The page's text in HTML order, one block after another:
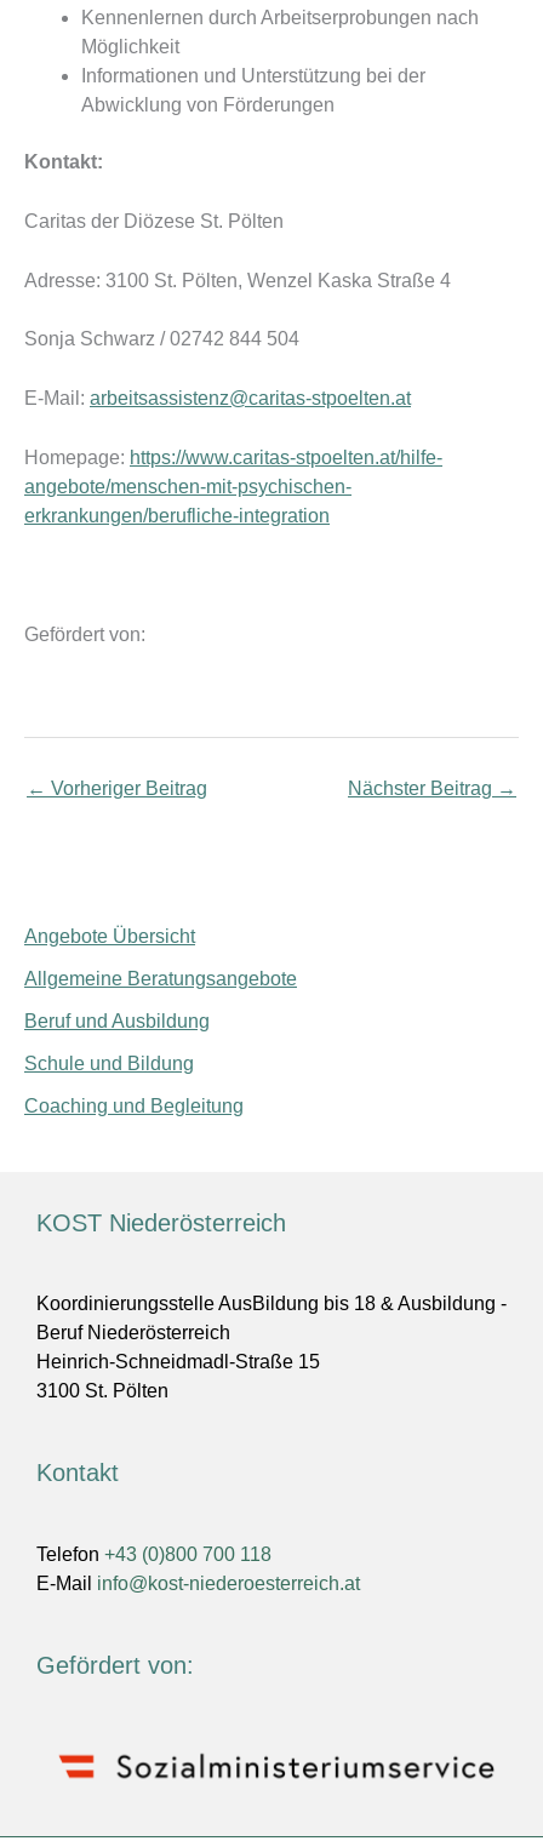
Kennenlernen durch Arbeitserprobungen nach
Möglichkeit
Informationen und Unterstützung bei der
Abwicklung von Förderungen
Kontakt:
Caritas der Diözese St. Pölten
Adresse: 3100 St. Pölten, Wenzel Kaska Straße 4
Sonja Schwarz / 02742 844 504
E-Mail: arbeitsassistenz@caritas-stpoelten.at
Homepage: https://www.caritas-stpoelten.at/hilfe-
angebote/menschen-mit-psychischen-
erkrankungen/berufliche-integration
Gefördert von:
← Vorheriger Beitrag Nächster Beitrag →
Angebote Übersicht
Allgemeine Beratungsangebote
Beruf und Ausbildung
Schule und Bildung
Coaching und Begleitung
KOST Niederösterreich
Koordinierungsstelle AusBildung bis 18 & Ausbildung -
Beruf Niederösterreich
Heinrich-Schneidmadl-Straße 15
3100 St. Pölten
Kontakt
Telefon +43 (0)800 700 118
E-Mail info@kost-niederoesterreich.at
Gefördert von: